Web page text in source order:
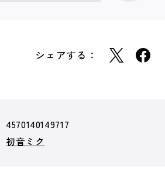
シェアする：
4570140149717
初音ミク